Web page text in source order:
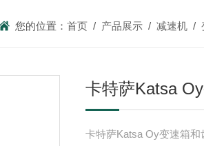
您的位置： 首页 / 产品展示 / 减速机 /
卡特萨Katsa
卡特萨Katsa Oy变速箱和